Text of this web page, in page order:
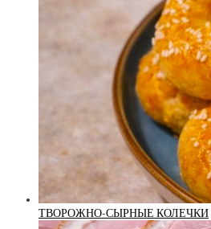
ТВОРОЖНО-СЫРНЫЕ КОЛЕЧКИ